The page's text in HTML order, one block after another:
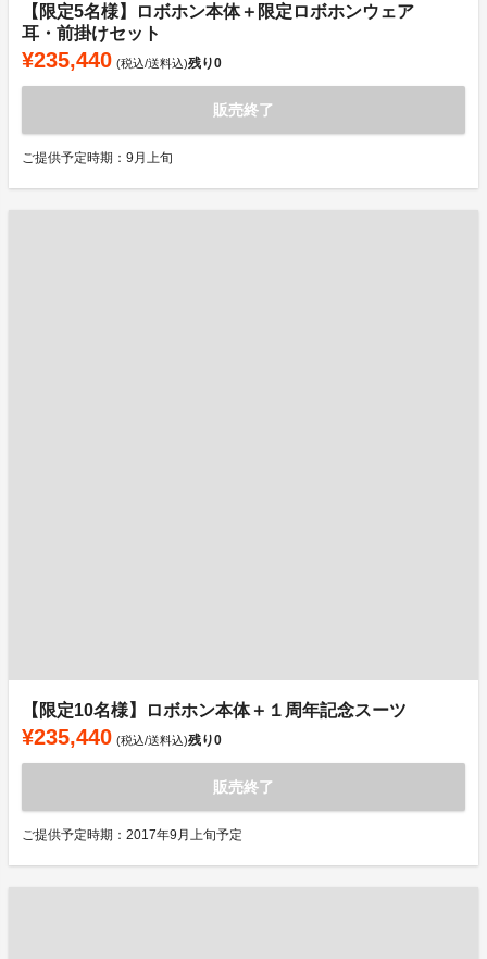
【限定5名様】ロボホン本体＋限定ロボホンウェア
耳・前掛けセット
¥235,440 (税込/送料込)残り0
販売終了
ご提供予定時期：9月上旬
【限定10名様】ロボホン本体＋１周年記念スーツ
¥235,440 (税込/送料込)残り0
販売終了
ご提供予定時期：2017年9月上旬予定